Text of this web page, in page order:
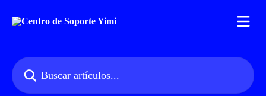
Buscar artículos...